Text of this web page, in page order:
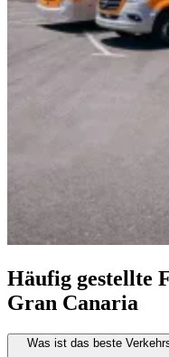
Häufig gestellte
Gran Canaria
Was ist das beste